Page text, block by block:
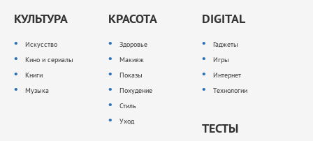
КУЛЬТУРА
Искусство
Кино и сериалы
Книги
Музыка
КРАСОТА
Здоровье
Макияж
Показы
Похудение
Стиль
Уход
DIGITAL
Гаджеты
Игры
Интернет
Технологии
ТЕСТЫ